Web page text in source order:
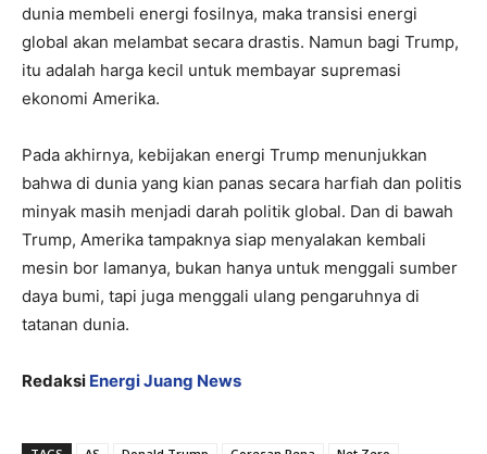
dunia membeli energi fosilnya, maka transisi energi
global akan melambat secara drastis. Namun bagi Trump,
itu adalah harga kecil untuk membayar supremasi
ekonomi Amerika.
Pada akhirnya, kebijakan energi Trump menunjukkan
bahwa di dunia yang kian panas secara harfiah dan politis
minyak masih menjadi darah politik global. Dan di bawah
Trump, Amerika tampaknya siap menyalakan kembali
mesin bor lamanya, bukan hanya untuk menggali sumber
daya bumi, tapi juga menggali ulang pengaruhnya di
tatanan dunia.
Redaksi Energi Juang News